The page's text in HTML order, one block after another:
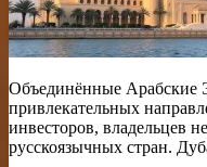
Объединённые Арабские
привлекательных
инвесторов, владельцев
русскоязычных стран.